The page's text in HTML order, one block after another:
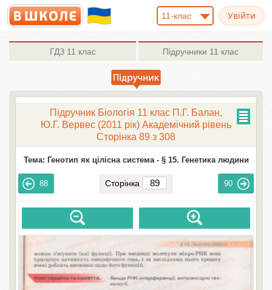
11-клас
ГДЗ11 клас Підручники 11 клас
Підручник Біологія 11 клас П.Г. Балан,
Ю.Г. Вервес (2011 рік) Академічний рівень
Сторінка 89 з 308
Тема: Генотип як цілісна система - § 15. Генетика людини
88 Сторінка 90